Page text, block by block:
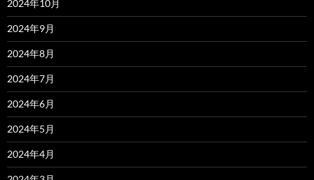
2024年10月
2024年9月
2024年8月
2024年7月
2024年6月
2024年5月
2024年4月